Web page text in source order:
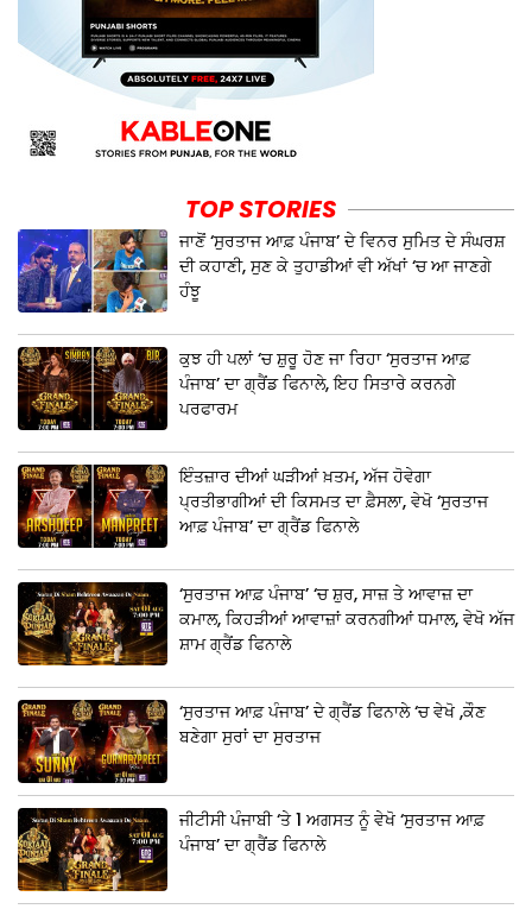
TOP STORIES
ਜਾਣੋਂ ‘ਸੁਰਤਾਜ ਆਫ਼ ਪੰਜਾਬ’ ਦੇ ਵਿਨਰ ਸੁਮਿਤ ਦੇ ਸੰਘਰਸ਼
ਦੀ ਕਹਾਣੀ, ਸੁਣ ਕੇ ਤੁਹਾਡੀਆਂ ਵੀ ਅੱਖਾਂ ‘ਚ ਆ ਜਾਣਗੇ
ਹੰਝੂ
ਕੁਝ ਹੀ ਪਲਾਂ ‘ਚ ਸ਼ੁਰੂ ਹੋਣ ਜਾ ਰਿਹਾ ‘ਸੁਰਤਾਜ ਆਫ਼
ਪੰਜਾਬ’ ਦਾ ਗ੍ਰੈਂਡ ਫਿਨਾਲੇ, ਇਹ ਸਿਤਾਰੇ ਕਰਨਗੇ
ਪਰਫਾਰਮ
ਇੰਤਜ਼ਾਰ ਦੀਆਂ ਘੜੀਆਂ ਖ਼ਤਮ, ਅੱਜ ਹੋਵੇਗਾ
ਪ੍ਰਤੀਭਾਗੀਆਂ ਦੀ ਕਿਸਮਤ ਦਾ ਫ਼ੈਸਲਾ, ਵੇਖੋ ‘ਸੁਰਤਾਜ
ਆਫ਼ ਪੰਜਾਬ’ ਦਾ ਗ੍ਰੈਂਡ ਫਿਨਾਲੇ
‘ਸੁਰਤਾਜ ਆਫ਼ ਪੰਜਾਬ’ ‘ਚ ਸ਼ੁਰ, ਸਾਜ਼ ਤੇ ਆਵਾਜ਼ ਦਾ
ਕਮਾਲ, ਕਿਹੜੀਆਂ ਆਵਾਜ਼ਾਂ ਕਰਨਗੀਆਂ ਧਮਾਲ, ਵੇਖੋ ਅੱਜ
ਸ਼ਾਮ ਗ੍ਰੈਂਡ ਫਿਨਾਲੇ
‘ਸੁਰਤਾਜ ਆਫ਼ ਪੰਜਾਬ’ ਦੇ ਗ੍ਰੈਂਡ ਫਿਨਾਲੇ ‘ਚ ਵੇਖੋ ,ਕੌਣ
ਬਣੇਗਾ ਸੁਰਾਂ ਦਾ ਸੁਰਤਾਜ
ਜੀਟੀਸੀ ਪੰਜਾਬੀ ‘ਤੇ 1 ਅਗਸਤ ਨੂੰ ਵੇਖੋ ‘ਸੁਰਤਾਜ ਆਫ਼
ਪੰਜਾਬ’ ਦਾ ਗ੍ਰੈਂਡ ਫਿਨਾਲੇ